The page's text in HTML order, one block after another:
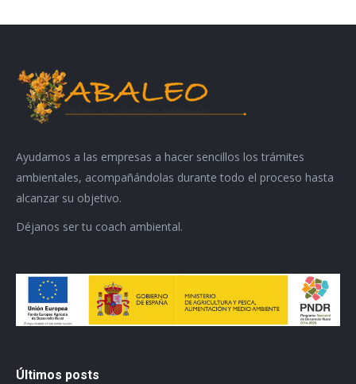
Ayudamos a las empresas a hacer sencillos los trámites
ambientales, acompañándolas durante todo el proceso hasta
alcanzar su objetivo.
Déjanos ser tu coach ambiental.
Últimos posts